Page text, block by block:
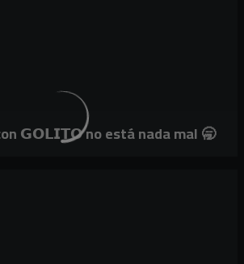
𝗚𝗢𝗟𝗜𝗧𝗢 no está nada mal 🥱